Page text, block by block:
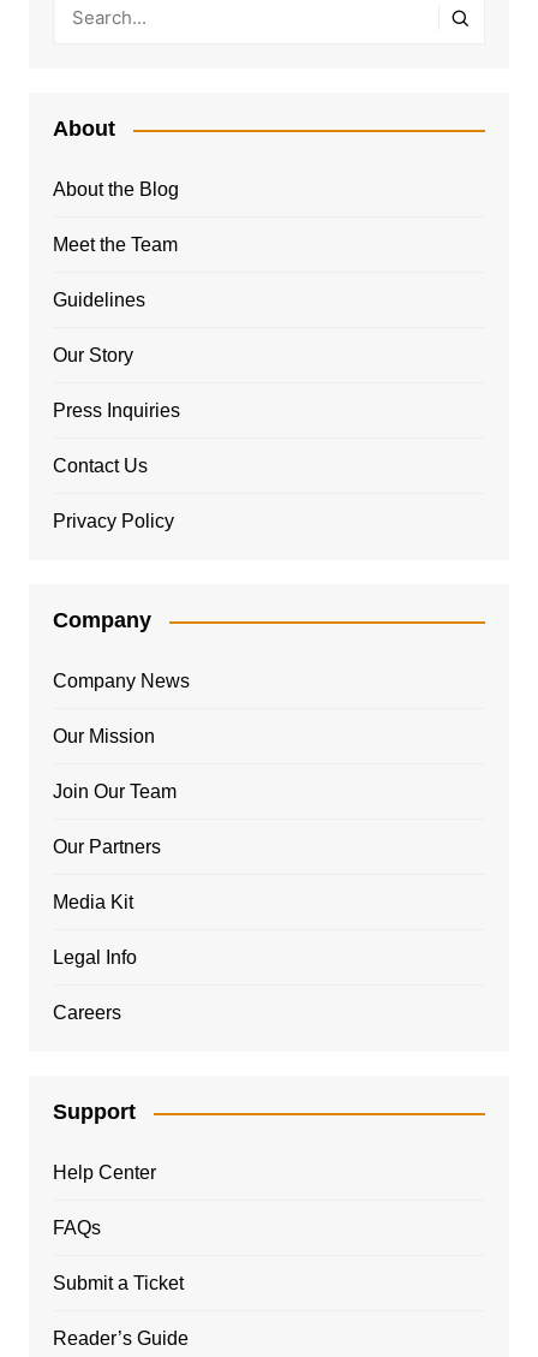
About
About the Blog
Meet the Team
Guidelines
Our Story
Press Inquiries
Contact Us
Privacy Policy
Company
Company News
Our Mission
Join Our Team
Our Partners
Media Kit
Legal Info
Careers
Support
Help Center
FAQs
Submit a Ticket
Reader’s Guide